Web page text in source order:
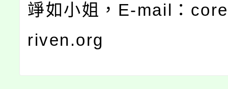
竫如小姐，E-mail：
riven.org